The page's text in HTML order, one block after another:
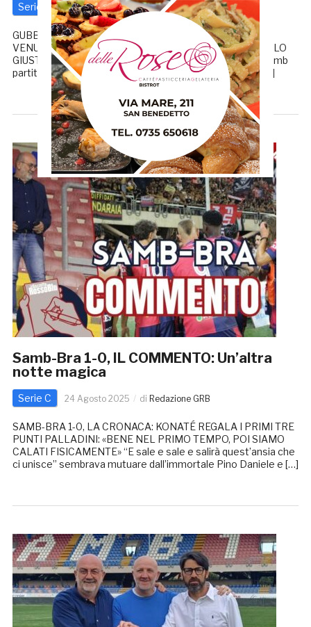
Serie C 1 Settembre 2025 diRedazione GRB
GUBBIO-SAMB 1-1, LA CRONACA PALLADINI: «SIAMO
VENUTI A FARE LA NOSTRA PARTITA, IL PIGLIO È QUELLO
GIUSTO» C’era molta curiosità nel vedere all’opera una Samb
partita col piede giusto al Riviera nel primo impegno in […]
Samb-Bra 1-0, IL COMMENTO: Un’altra
notte magica
Serie C 24 Agosto 2025 di Redazione GRB
SAMB-BRA 1-0, LA CRONACA: KONATÉ REGALA I PRIMI TRE
PUNTI PALLADINI: «BENE NEL PRIMO TEMPO, POI SIAMO
CALATI FISICAMENTE» “E sale e sale e salirà quest’ansia che
ci unisce” sembrava mutuare dall’immortale Pino Daniele e […]